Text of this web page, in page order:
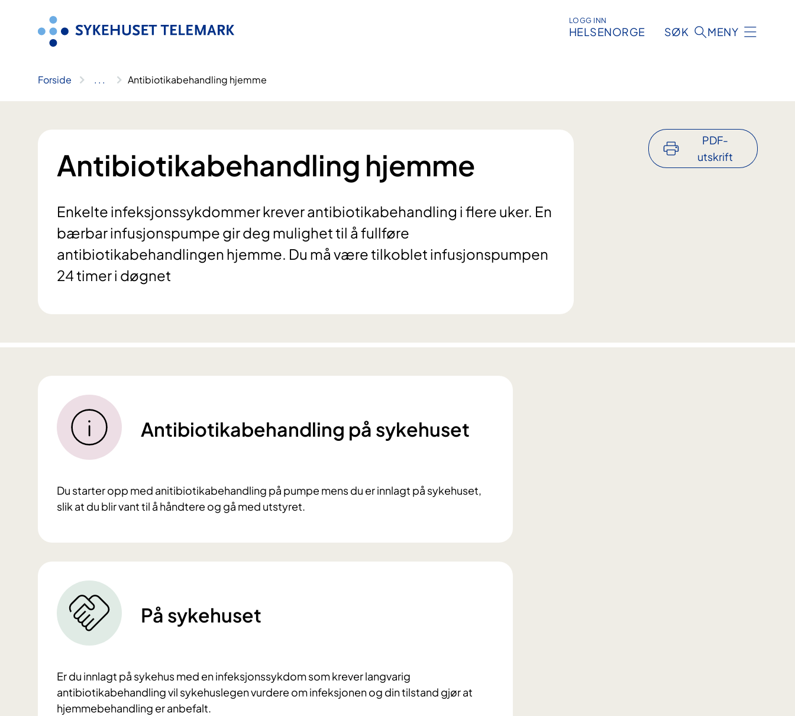
LOGG INN
HELSENORGE SØK MENY
Forside .. . Antibiotikabehandling hjemme
Antibiotikabehandling hjemme
Enkelte infeksjonssykdommer krever antibiotikabehandling i flere uker. En
bærbar infusjonspumpe gir deg mulighet til å fullføre
antibiotikabehandlingen hjemme. Du må være tilkoblet infusjonspumpen
24 timer i døgnet
PDF-
utskrift
Antibiotikabehandling på sykehuset
Du starter opp med anitibiotikabehandling på pumpe mens du er innlagt på sykehuset,
slik at du blir vant til å håndtere og gå med utstyret.
På sykehuset
Er du innlagt på sykehus med en infeksjonssykdom som krever langvarig
antibiotikabehandling vil sykehuslegen vurdere om infeksjonen og din tilstand gjør at
hjemmebehandling er anbefalt.